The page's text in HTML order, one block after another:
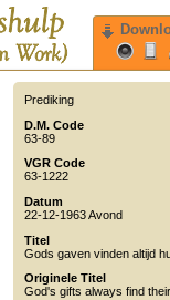
Prediking
D.M. Code
63-89
VGR Code
63-1222
Datum
22-12-1963 Avond
Titel
Gods gaven vinden altijd
Originele Titel
God's gifts always find